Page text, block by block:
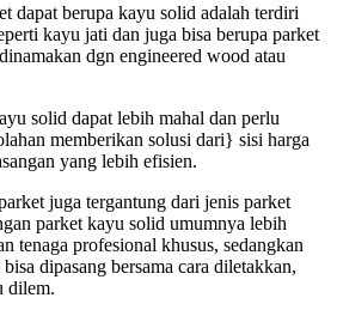
dapat berupa kayu solid adalah terdiri
kayu jati dan juga bisa berupa parket
dgn engineered wood atau
solid dapat lebih mahal dan perlu
memberikan solusi dari} sisi harga
yang lebih efisien.
juga tergantung dari jenis parket
parket kayu solid umumnya lebih
tenaga profesional khusus, sedangkan
dipasang bersama cara diletakkan,
dilem.